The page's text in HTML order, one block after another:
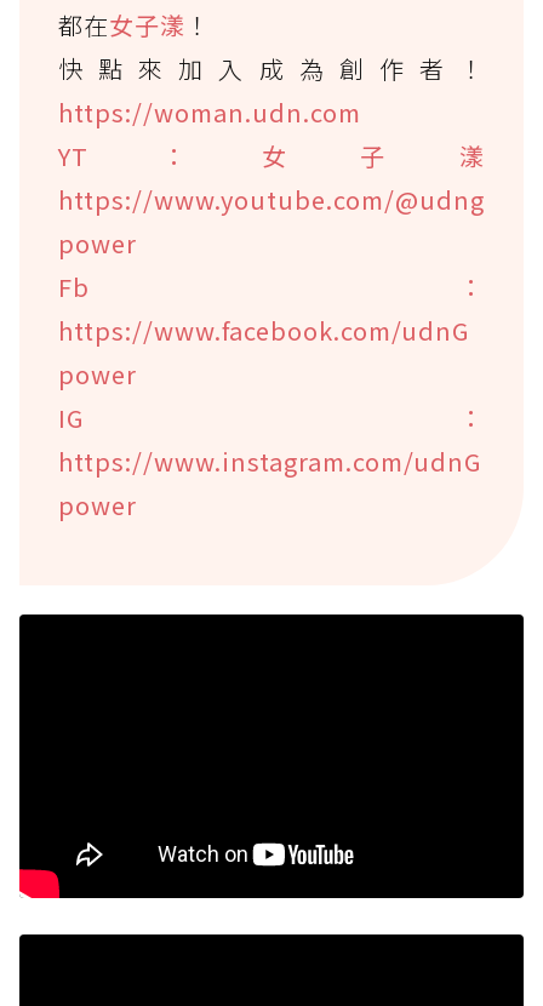
都在女子漾 ！
快點來加入成為創作者！
https://woman.udn.com
YT：女子漾
https://www.youtube.com/@udng
power
Fb：
https://www.facebook.com/udnG
power
IG：
https://www.instagram.com/udnG
power